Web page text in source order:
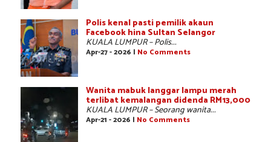
Polis kenal pasti pemilik akaun
Facebook hina Sultan Selangor
KUALA LUMPUR – Polis...
Apr-27 - 2026 | No Comments
Wanita mabuk langgar lampu merah
terlibat kemalangan didenda RM13,000
KUALA LUMPUR – Seorang wanita...
Apr-21 - 2026 | No Comments